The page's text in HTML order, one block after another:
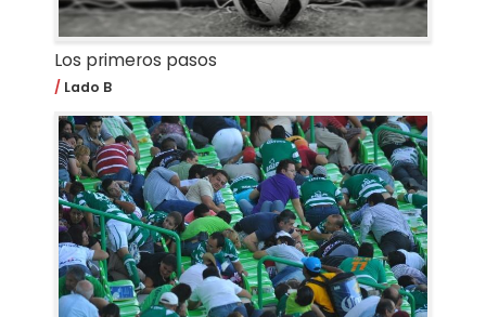
Los primeros pasos
Lado B